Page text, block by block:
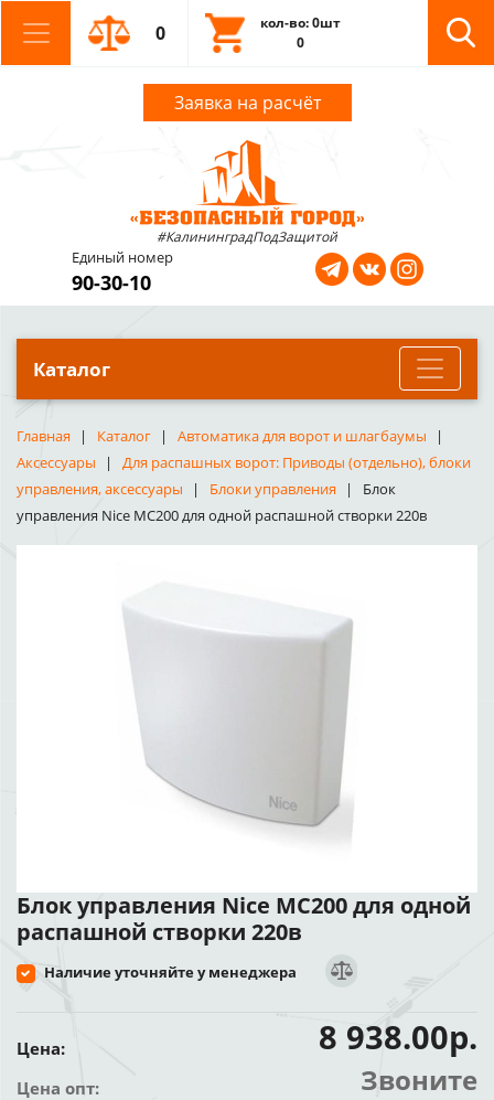
0
кол-во: 0шт
0
Заявка на расчёт
#КалининградПодЗащитой
Единый номер
90-30-10
Каталог
Главная Каталог
Автоматика для ворот и шлагбаумы
Аксессуары
Для распашных ворот: Приводы (отдельно), блоки
управления, аксессуары
Блоки управления
Блок
управления Nice MC200 для одной распашной створки 220в
Блок управления Nice MC200 для одной
распашной створки 220в
Наличие уточняйте у менеджера
Цена: 8 938.00р.
Цена опт: Звоните